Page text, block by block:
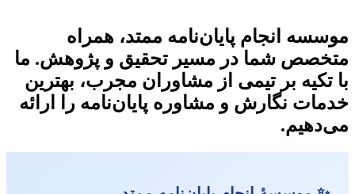
موسسه انجام پایان‌نامه ممتد، همراه
متخصص شما در مسیر تحقیق و پژوهش. ما
با تکیه بر تیمی از مشاوران مجرب، بهترین
خدمات نگارش و مشاوره پایان‌نامه را ارائه
می‌دهیم.